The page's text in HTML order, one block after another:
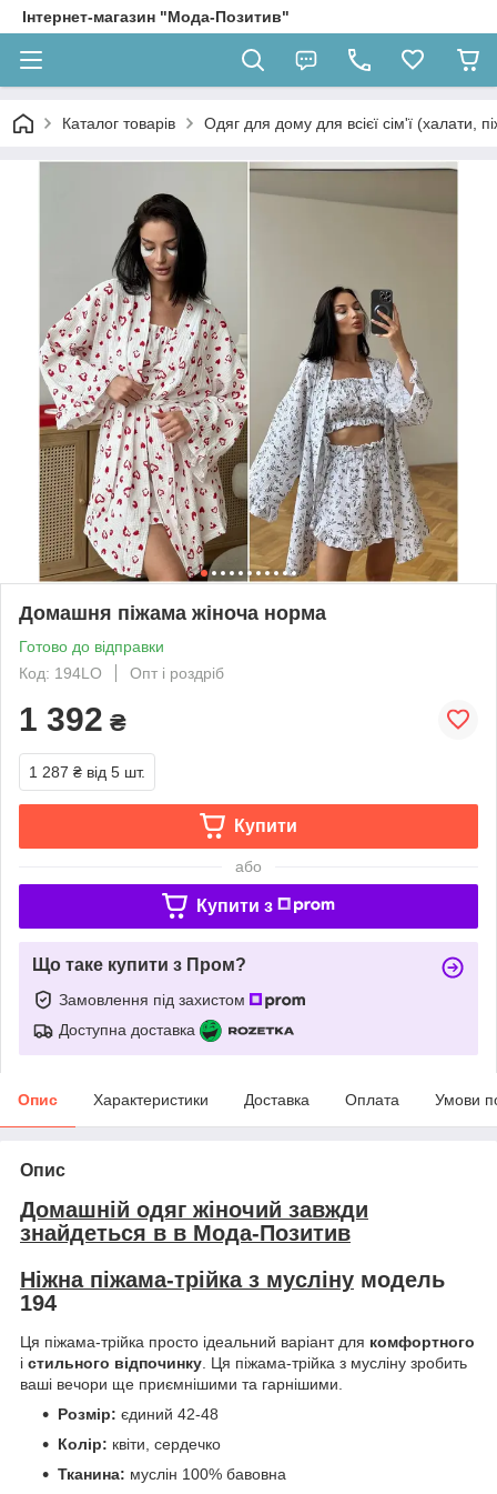
Інтернет-магазин "Мода-Позитив"
Каталог товарів Одяг для дому для всієї сім'ї (халати,
Домашня піжама жіноча норма
Готово до відправки
Код: 194LO
Опт і роздріб
1 392 ₴
1 287 ₴ від 5 шт.
Купити
або
Купити з
Що таке купити з Пром?
Замовлення під захистом
Доступна доставка
Опис Характеристики Доставка Оплата Умови
Опис
Домашній одяг жіночий завжди
знайдеться в в Мода-Позитив
Ніжна піжама-трійка з мусліну модель
194
Ця піжама-трійка просто ідеальний варіант для комфортного
і стильного відпочинку. Ця піжама-трійка з мусліну зробить
ваші вечори ще приємнішими та гарнішими.
Розмір: єдиний 42-48
Колір: квіти, сердечко
Тканина: муслін 100% бавовна